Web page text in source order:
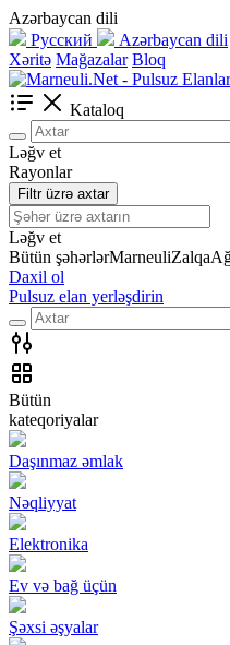
Azərbaycan dili
Русский
Azərbaycan dili
Xəritə Mağazalar Bloq
Kataloq
Ləğv et
Rayonlar
Filtr üzrə axtar
Ləğv et
Bütün şəhərlərMarneuliZalqa
Daxil ol
Pulsuz elan yerləşdirin
Bütün
kateqoriyalar
Daşınmaz əmlak
Nəqliyyat
Elektronika
Ev və bağ üçün
Şəxsi əşyalar